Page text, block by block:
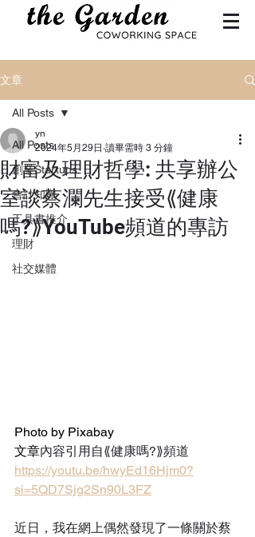
文章
All Posts
創業Startups
會計知識
工具書推介
理財
社交媒體
All Posts
財富及理財哲學: 共享辦公
室談蔡瀾先生接受⟪健康
嗎?⟫YouTube頻道的專訪
yn
2024年5月29日 讀畢需時 3 分鐘
Photo by Pixabay
文章內容引用自⟪健康嗎?⟫頻道
https://youtu.be/hwyEd16Hjm0?
si=5QD7Sjg2Sn90L3FZ
近日，我在網上偶然發現了一條關於蔡